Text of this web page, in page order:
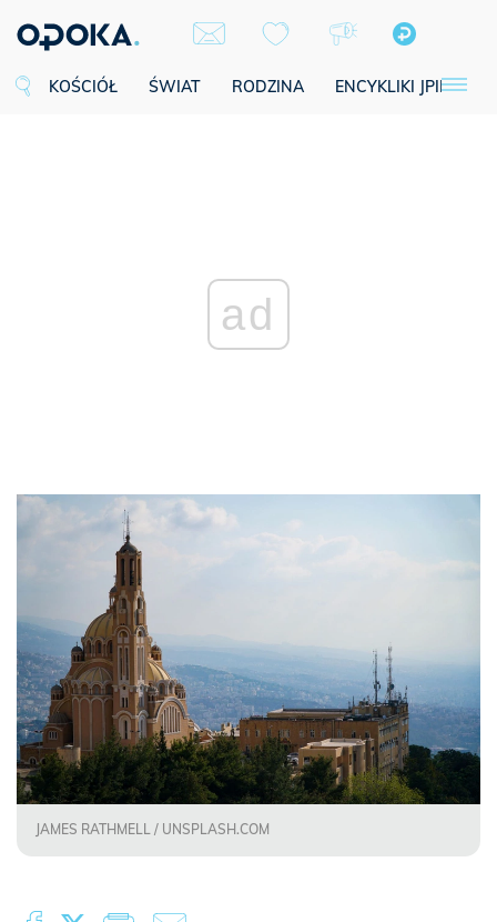
KOŚCIÓŁ ŚWIAT RODZINA ENCYKLIKI JPII
ad
JAMES RATHMELL / UNSPLASH.COM